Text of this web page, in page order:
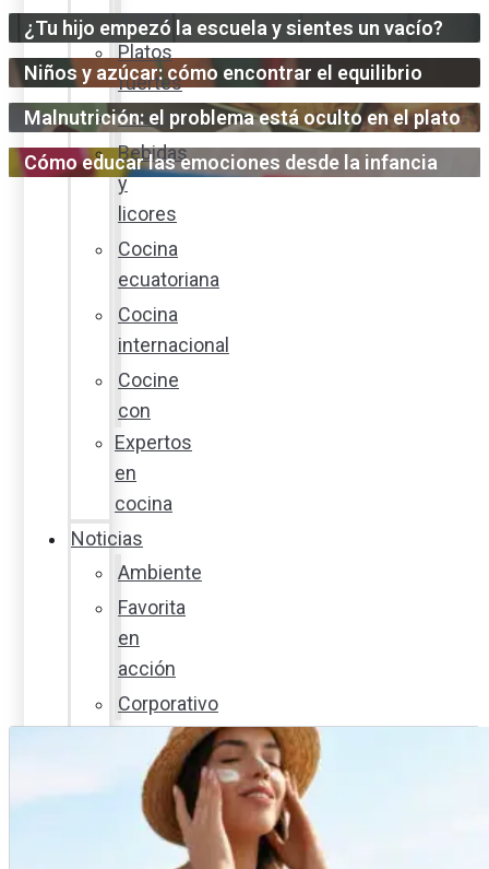
sopas
Platos
fuertes
Postres
Bebidas
y
licores
Cocina
ecuatoriana
Cocina
internacional
Cocine
con
Expertos
en
cocina
Noticias
Ambiente
Favorita
en
acción
Corporativo
Emprendimiento
Guía
¿Tu hijo empezó la escuela y sientes un vacío?
Niños y azúcar: cómo encontrar el equilibrio
Malnutrición: el problema está oculto en el plato
Cómo educar las emociones desde la infancia